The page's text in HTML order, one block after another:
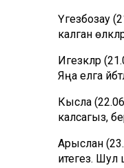
Үгезбозау
калган
Игезәкләр
Яңа елга
Кысла
калсагыз,
Арыслан
итегез. Шул